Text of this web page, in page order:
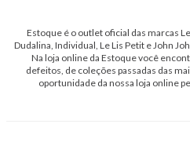
Estoque é o outlet oficial das marcas
Dudalina, Individual, Le Lis Petit e John
Na loja online da Estoque você
defeitos, de coleções passadas das
oportunidade da nossa loja online